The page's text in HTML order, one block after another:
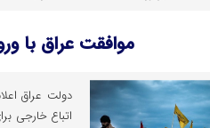
موافقت عراق با ورود ۳۰هزار زائر
دولت عراق
اتباع خارجی